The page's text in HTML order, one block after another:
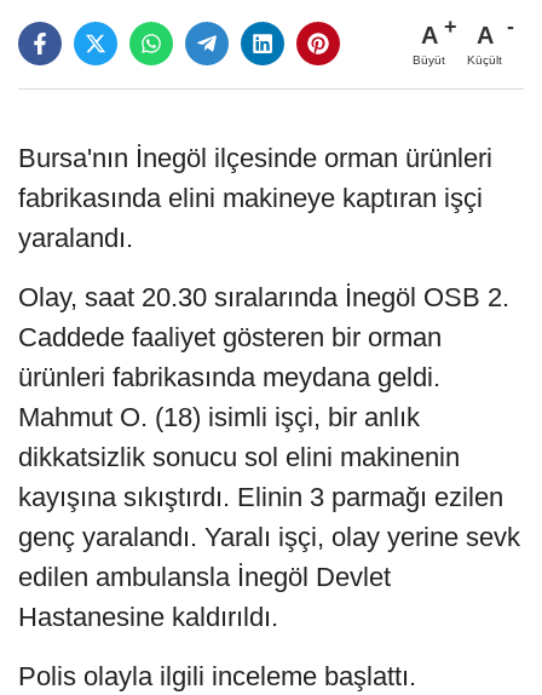
A
Büyüt
A
Küçült
Bursa'nın İnegöl ilçesinde orman ürünleri
fabrikasında elini makineye kaptıran işçi
yaralandı.
Olay, saat 20.30 sıralarında İnegöl OSB 2.
Caddede faaliyet gösteren bir orman
ürünleri fabrikasında meydana geldi.
Mahmut O. (18) isimli işçi, bir anlık
dikkatsizlik sonucu sol elini makinenin
kayışına sıkıştırdı. Elinin 3 parmağı ezilen
genç yaralandı. Yaralı işçi, olay yerine sevk
edilen ambulansla İnegöl Devlet
Hastanesine kaldırıldı.
Polis olayla ilgili inceleme başlattı.